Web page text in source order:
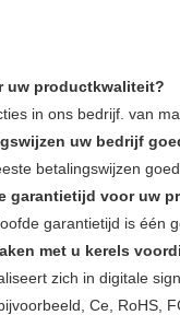
uw productkwaliteit?
in ons bedrijf. van
uw bedrijf
betalingswijzen
garantietijd voor uw
garantietijd is één
met u kerels
zich in digitale
Ce, RoHS,